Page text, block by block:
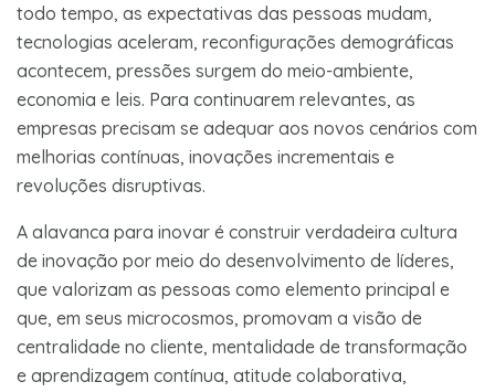
todo tempo, as expectativas das pessoas mudam,
tecnologias aceleram, reconfigurações demográficas
acontecem, pressões surgem do meio-ambiente,
economia e leis. Para continuarem relevantes, as
empresas precisam se adequar aos novos cenários com
melhorias contínuas, inovações incrementais e
revoluções disruptivas.
A alavanca para inovar é construir verdadeira cultura
de inovação por meio do desenvolvimento de líderes,
que valorizam as pessoas como elemento principal e
que, em seus microcosmos, promovam a visão de
centralidade no cliente, mentalidade de transformação
e aprendizagem contínua, atitude colaborativa,